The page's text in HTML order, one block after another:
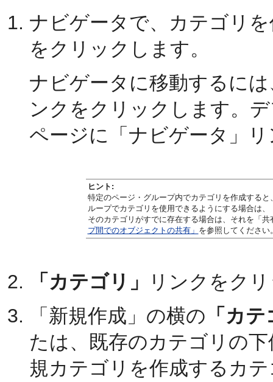
ナビゲータで、カテゴリ
をクリックします。
ナビゲータに移動するに
ンクをクリックします。
ページに「ナビゲータ」
ヒント:
特定のページ・グループ内でカテゴリを作成する
ループでカテゴリを使用できるようにする場合は
そのカテゴリがすでに存在する場合は、それを「
プ間でのオブジェクトの共有」 を参照してください
「カテゴリ」
リンクをク
「新規作成」の横の 「カ
たは、既存のカテゴリの
規カテゴリを作成するカ